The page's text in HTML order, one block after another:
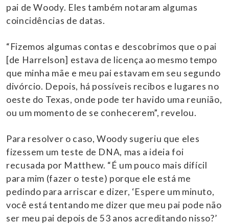
pai de Woody. Eles também notaram algumas
coincidências de datas.
“Fizemos algumas contas e descobrimos que o pai
[de Harrelson] estava de licença ao mesmo tempo
que minha mãe e meu pai estavam em seu segundo
divórcio. Depois, há possíveis recibos e lugares no
oeste do Texas, onde pode ter havido uma reunião,
ou um momento de se conhecerem”, revelou.
Para resolver o caso, Woody sugeriu que eles
fizessem um teste de DNA, mas a ideia foi
recusada por Matthew. “É um pouco mais difícil
para mim (fazer o teste) porque ele está me
pedindo para arriscar e dizer, ‘Espere um minuto,
você está tentando me dizer que meu pai pode não
ser meu pai depois de 53 anos acreditando nisso?’